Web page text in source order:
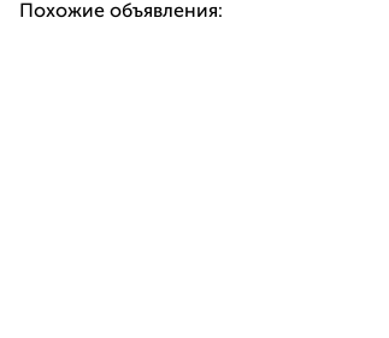
Похожие объявления: